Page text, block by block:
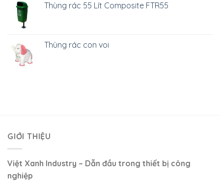
Thùng rác 55 Lít Composite FTR55
Thùng rác con voi
GIỚI THIỆU
Việt Xanh Industry – Dẫn đầu trong thiết bị công
nghiệp